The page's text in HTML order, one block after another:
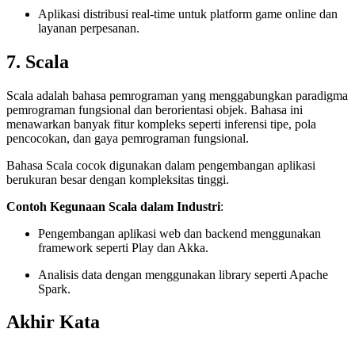
Aplikasi distribusi real-time untuk platform game online dan
layanan perpesanan.
7. Scala
Scala adalah bahasa pemrograman yang menggabungkan paradigma
pemrograman fungsional dan berorientasi objek. Bahasa ini
menawarkan banyak fitur kompleks seperti inferensi tipe, pola
pencocokan, dan gaya pemrograman fungsional.
Bahasa Scala cocok digunakan dalam pengembangan aplikasi
berukuran besar dengan kompleksitas tinggi.
Contoh Kegunaan Scala dalam Industri:
Pengembangan aplikasi web dan backend menggunakan
framework seperti Play dan Akka.
Analisis data dengan menggunakan library seperti Apache
Spark.
Akhir Kata